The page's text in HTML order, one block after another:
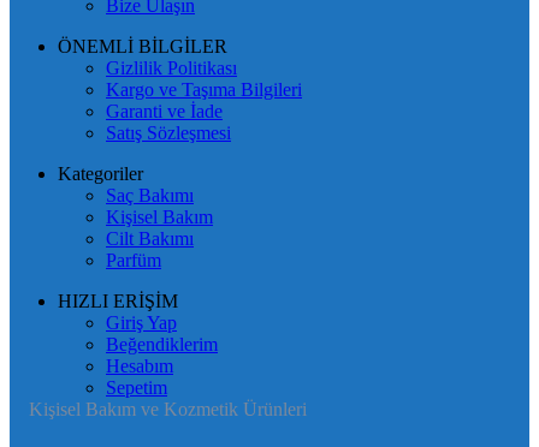
Bize Ulaşın
ÖNEMLİ BİLGİLER
Gizlilik Politikası
Kargo ve Taşıma Bilgileri
Garanti ve İade
Satış Sözleşmesi
Kategoriler
Saç Bakımı
Kişisel Bakım
Cilt Bakımı
Parfüm
HIZLI ERİŞİM
Giriş Yap
Beğendiklerim
Hesabım
Sepetim
Kişisel Bakım ve Kozmetik Ürünleri